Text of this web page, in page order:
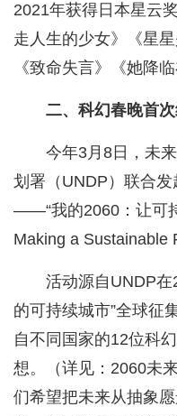
2021年获得日本星云
走人生的少女》《星
《致命失言》《她降
二、科幻春晚首
今年3月8日，未
划署（UNDP）联合
——“我的2060：让可
Making a Sustainable
活动源自UNDP在
的可持续城市”全球征
自不同国家的12位科
想。（详见：2060未
们希望把未来从抽象